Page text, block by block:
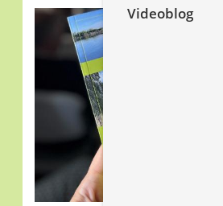
Videoblog